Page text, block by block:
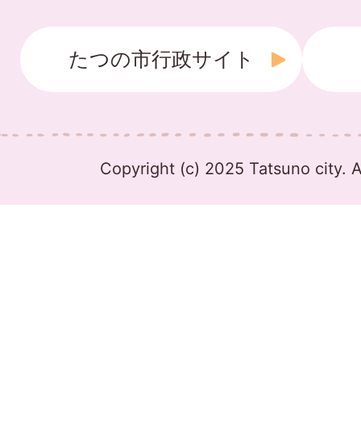
たつの市行政サイト
Copyright (c) 2025 Tatsuno city.